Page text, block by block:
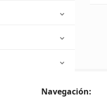
Navegación: